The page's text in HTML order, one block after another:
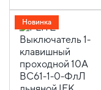
Новинка